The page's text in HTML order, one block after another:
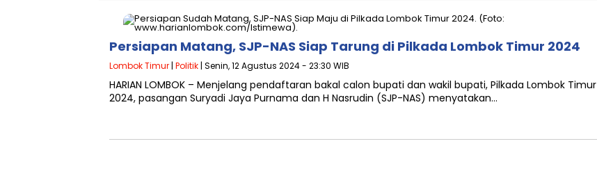
Persiapan Matang, SJP-NAS Siap Tarung di Pilkada Lombok Timur 2024
Lombok Timur | Politik | Senin, 12 Agustus 2024 - 23:30 WIB
HARIAN LOMBOK – Menjelang pendaftaran bakal calon bupati dan wakil bupati, Pilkada Lombok Timur
2024, pasangan Suryadi Jaya Purnama dan H Nasrudin (SJP-NAS) menyatakan…